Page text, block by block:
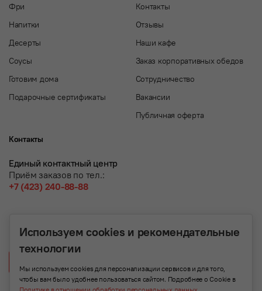
Фри
Напитки
Десерты
Соусы
Готовим дома
Подарочные сертификаты
Контакты
Отзывы
Наши кафе
Заказ корпоративных обедов
Сотрудничество
Вакансии
Публичная оферта
Контакты
Единый контактный центр
Приём заказов по тел.:
+7 (423) 240-88-88
Используем cookies и рекомендательные
технологии
Мы используем cookies для персонализации сервисов и для того,
чтобы вам было удобнее пользоваться сайтом. Подробнее о Cookie в